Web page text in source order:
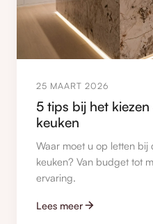
25 MAART 2026
5 tips bij het
keuken
Waar moet u op letten bij
keuken? Van budget tot
ervaring.
Lees meer